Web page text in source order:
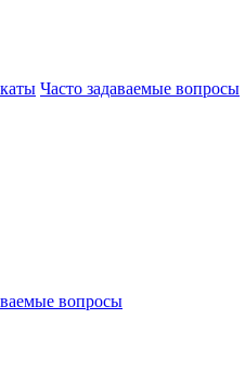
Часто задаваемые вопросы
вопросы